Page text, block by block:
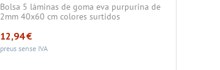
Bolsa 5 láminas de goma eva purpurina de
2mm 40x60 cm colores surtidos
12,94€
preus sense IVA